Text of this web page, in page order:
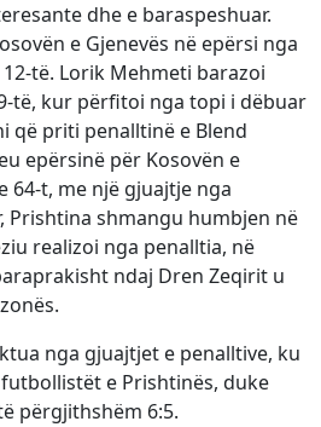
dhe e baraspeshuar.
e Gjenevës në epërsi nga
të. Lorik Mehmeti barazoi
të, kur përfitoi nga topi i dëbuar
që priti penalltinë e Blend
epërsinë për Kosovën e
64-t, me një gjuajtje nga
Prishtina shmangu humbjen në
realizoi nga penalltia, në
ndaj Dren Zeqirit u
nga gjuajtjet e penalltive, ku
e Prishtinës, duke
përgjithshëm 6:5.